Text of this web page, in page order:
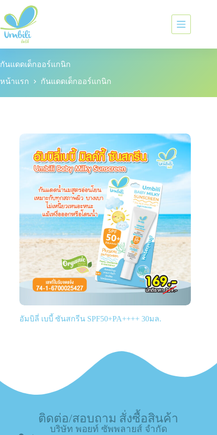
กันแดดเด็กออร์แกนิก
หน้าแรก กันแดดเด็กออร์แกนิก
อัมบิลี่ เบบี้ ซันสกรีน SPF50+PA++++ 30มล.
ติดต่อ/สอบถาม สั่งซื้อสินค้า
บริษัท พอยท์ ซัพพลายส์ จำกัด